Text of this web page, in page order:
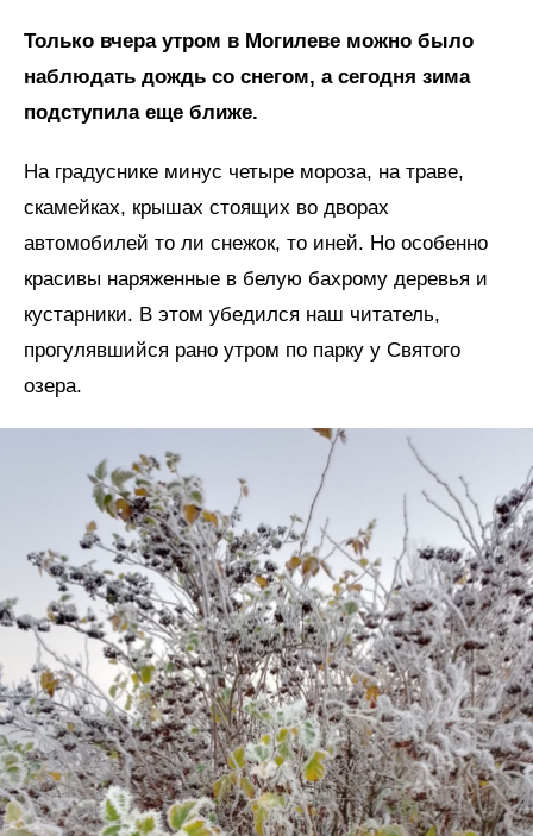
Только вчера утром в Могилеве можно было
наблюдать дождь со снегом, а сегодня зима
подступила еще ближе.
На градуснике минус четыре мороза, на траве,
скамейках, крышах стоящих во дворах
автомобилей то ли снежок, то иней. Но особенно
красивы наряженные в белую бахрому деревья и
кустарники. В этом убедился наш читатель,
прогулявшийся рано утром по парку у Святого
озера.